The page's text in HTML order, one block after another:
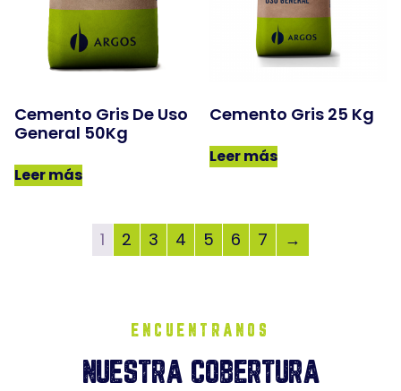
Cemento Gris De Uso
General 50Kg
Leer más
Cemento Gris 25 Kg
Leer más
1 2 3 4 5 6 7 →
ENCUENTRANOS
NUESTRA COBERTURA